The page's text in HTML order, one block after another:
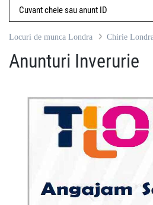
Locuri de munca Londra Chirie
Anunturi Inverurie